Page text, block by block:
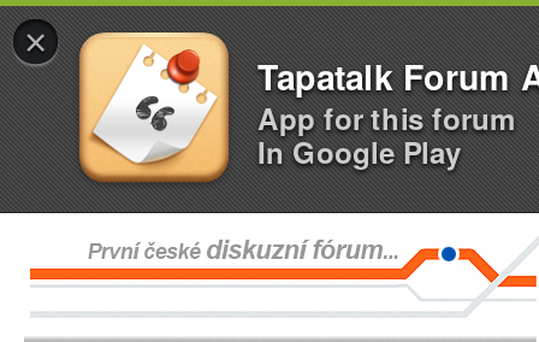
×
Tapatalk Forum
App for this forum
In Google Play